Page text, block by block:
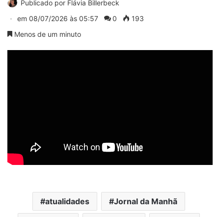
Publicado por Flávia Billerbeck
em 08/07/2026 às 05:57 0
193
Menos de um minuto
atualidades Jornal da Manhã